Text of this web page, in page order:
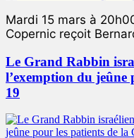
Mardi 15 mars à
Copernic reçoit
Le Grand Rabbin
l’exemption du jeûne
19